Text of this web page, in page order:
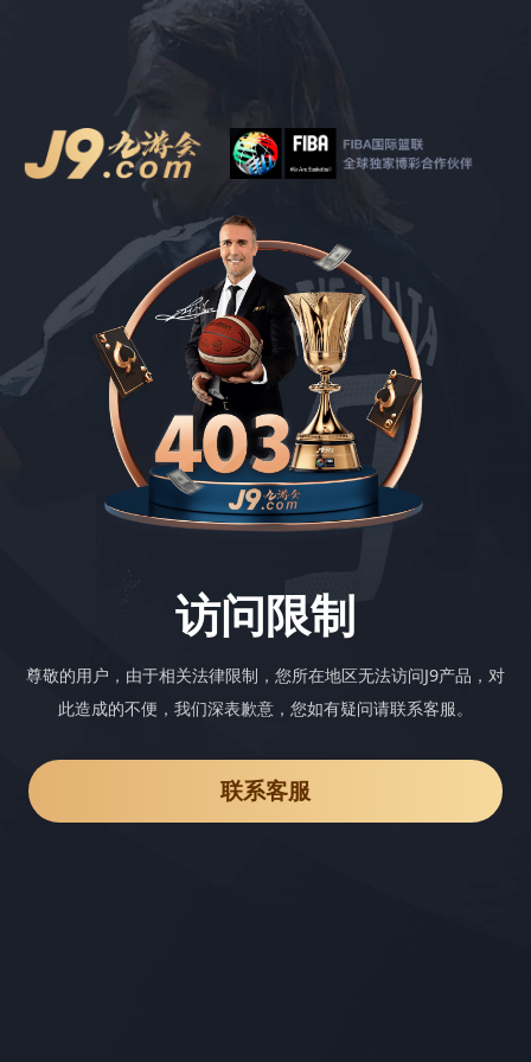
访问限制
尊敬的用户，由于相关法律限制，您所在地区无法访问J9产品，对
此造成的不便，我们深表歉意，您如有疑问请联系客服。
联系客服